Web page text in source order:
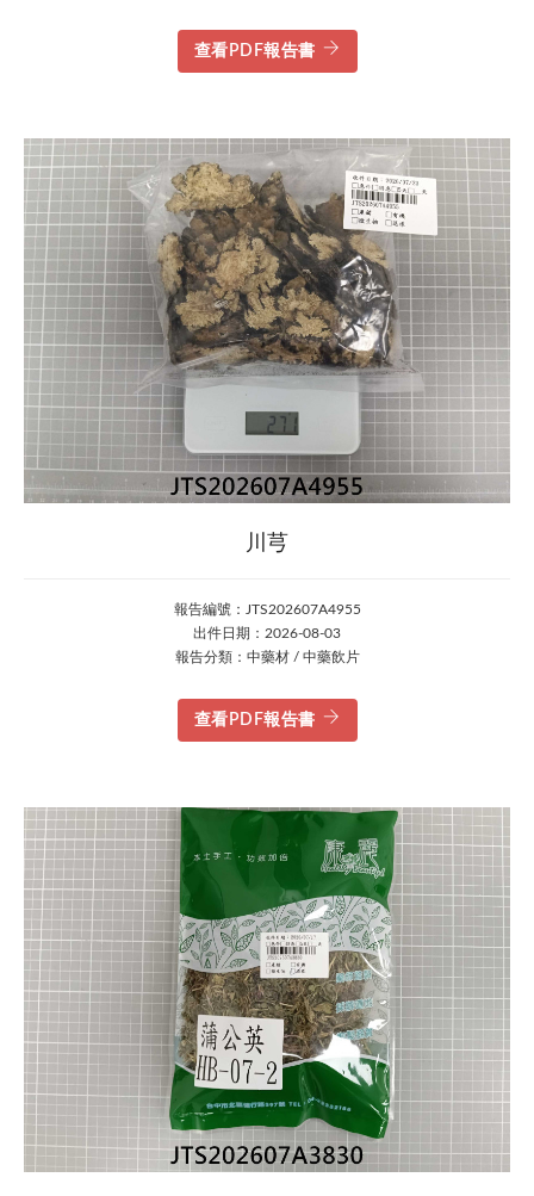
查看PDF報告書
川芎
報告編號：JTS202607A4955
出件日期：2026-08-03
報告分類：中藥材 / 中藥飲片
查看PDF報告書